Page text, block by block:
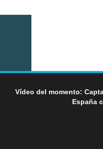
Vídeo del momento:
España